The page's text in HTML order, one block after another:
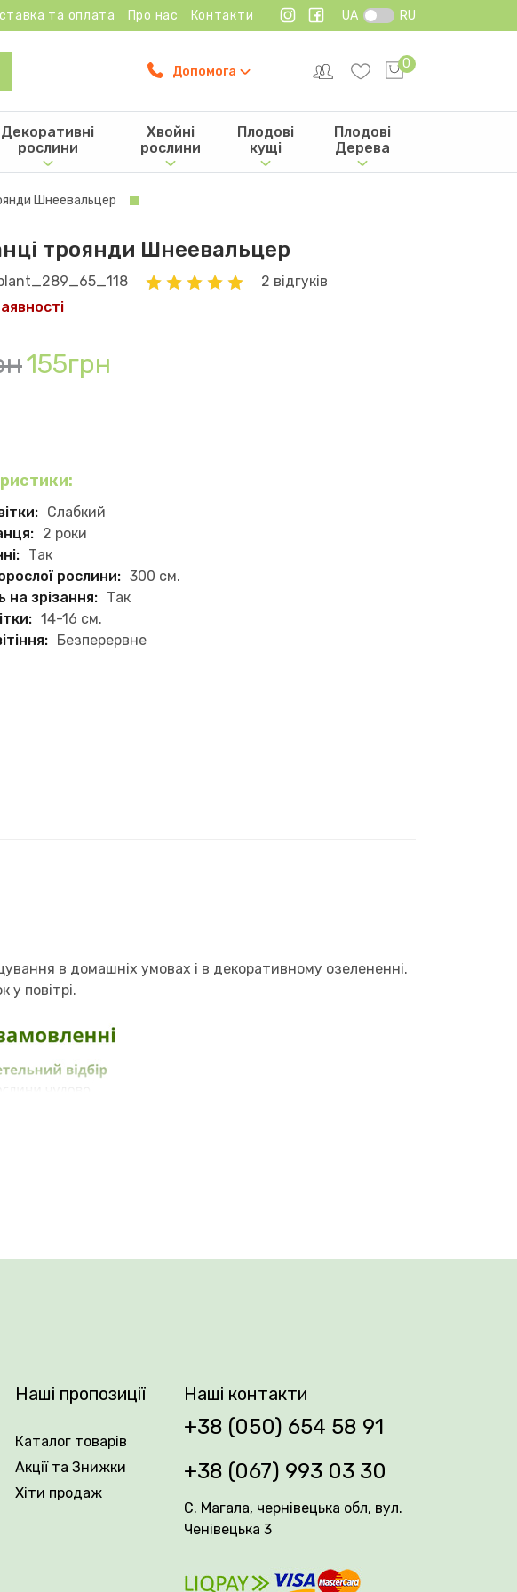
та оплата Про нас Контакти UA RU
Допомога
0
Декоративні
рослини
Хвойні
рослини
Плодові
кущі
Плодові
Дерева
Шнеевальцер
троянди Шнеевальцер
2 відгуків
155грн
Слабкий
2 роки
Так
рослини: 300 см.
на зрізання: Так
14-16 см.
Безперервне
в домашніх умовах і в декоративному озелененні.
у повітрі.
— легкий і делікатний, ненав’язливий. Цвітіння —
або на перголах, створюючи елегантні вертикальні
Наші пропозиції
Каталог товарів
Акції та Знижки
Хіти продаж
Наші контакти
+38 (050) 654 58 91
+38 (067) 993 03 30
С. Магала, чернівецька обл, вул.
Ченівецька 3